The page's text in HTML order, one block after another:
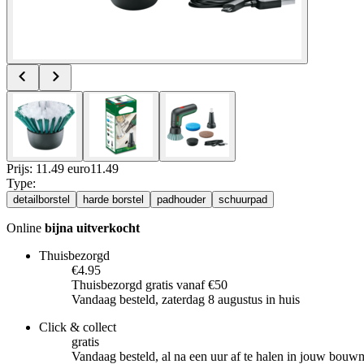
Prijs: 11.49 euro11 .49
Type:
detailborstel harde borstel padhouder schuurpad
Online bijna uitverkocht
Thuisbezorgd
€4.95
Thuisbezorgd gratis vanaf €50
Vandaag besteld, zaterdag 8 augustus in huis
Click & collect
gratis
Vandaag besteld, al na een uur af te halen in jouw